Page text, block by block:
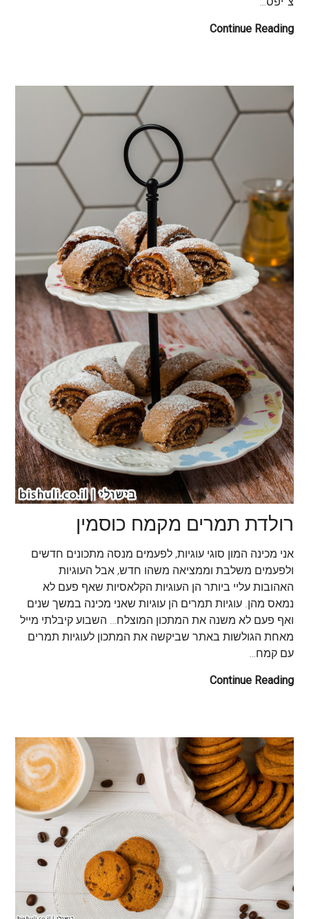
Continue Reading
רולדת תמרים מקמח כוסמין
אני מכינה המון סוגי עוגיות, לפעמים מנסה מתכונים חדשים
ולפעמים משלבת וממציאה משהו חדש, אבל העוגיות
האהובות עליי ביותר הן העוגיות הקלאסיות שאף פעם לא
נמאס מהן. עוגיות תמרים הן עוגיות שאני מכינה במשך שנים
ואף פעם לא משנה את המתכון המוצלח… השבוע קיבלתי מייל
מאחת הגולשות באתר שביקשה את המתכון לעוגיות תמרים
עם קמח…
Continue Reading